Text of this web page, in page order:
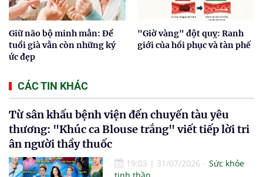
Giữ não bộ minh mẫn: Để
tuổi già vẫn còn những ký
ức đẹp
"Giờ vàng" đột quỵ: Ranh
giới của hồi phục và tàn phế
CÁC TIN KHÁC
Từ sân khấu bệnh viện đến chuyến tàu yêu
thương: "Khúc ca Blouse trắng" viết tiếp lời tri
ân người thầy thuốc
19:03 | 31/07/2026
Sức khỏe